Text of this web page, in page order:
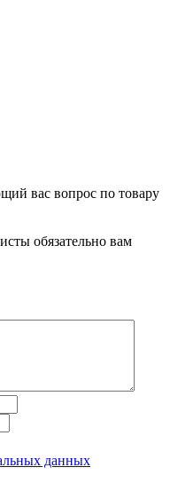
вас вопрос по товару
обязательно вам
данных